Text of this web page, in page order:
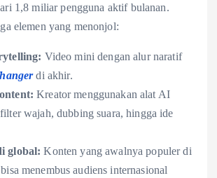
1,8 miliar pengguna aktif bulanan.
elemen yang menonjol:
Video mini dengan alur naratif
di akhir.
Kreator menggunakan alat AI
wajah, dubbing suara, hingga ide
global: Konten yang awalnya populer di
menembus audiens internasional